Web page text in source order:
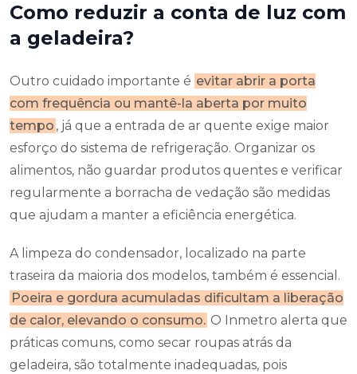
Como reduzir a conta de luz com
a geladeira?
Outro cuidado importante é evitar abrir a porta
com frequência ou mantê-la aberta por muito
tempo , já que a entrada de ar quente exige maior
esforço do sistema de refrigeração. Organizar os
alimentos, não guardar produtos quentes e verificar
regularmente a borracha de vedação são medidas
que ajudam a manter a eficiência energética.
A limpeza do condensador, localizado na parte
traseira da maioria dos modelos, também é essencial.
Poeira e gordura acumuladas dificultam a liberação
de calor, elevando o consumo. O Inmetro alerta que
práticas comuns, como secar roupas atrás da
geladeira, são totalmente inadequadas, pois